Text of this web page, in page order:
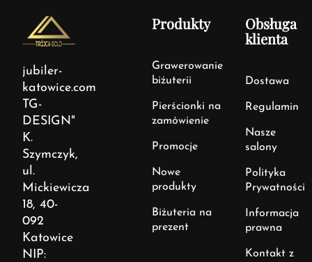
jubiler-
katowice.com
TG-
DESIGN"
K.
Szymczyk,
ul.
Mickiewicza
18, 40-
092
Katowice
NIP:
Produkty
Grawerowanie
biżuterii
Pierścionki na
zamówienie
Promocje
Nowe
produkty
Biżuteria na
prezent
Obsługa
klienta
Dostawa
Regulamin
Nasze
salony
Polityka
Prywatności
Informacja
prawna
Kontakt z